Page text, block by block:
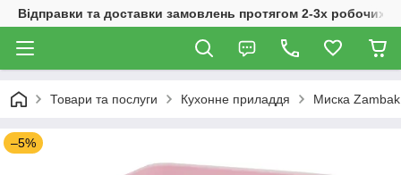
Відправки та доставки замовлень протягом 2-3х робочих
Товари та послуги Кухонне приладдя Миска
–5%